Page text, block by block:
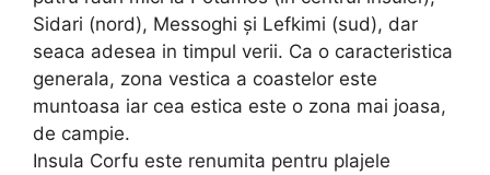
Sidari (nord), Messoghi şi Lefkimi (sud), dar
seaca adesea in timpul verii. Ca o caracteristica
generala, zona vestica a coastelor este
muntoasa iar cea estica este o zona mai joasa,
de campie.
Insula Corfu este renumita pentru plajele